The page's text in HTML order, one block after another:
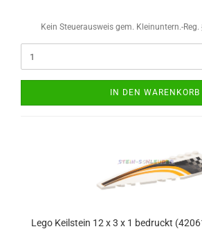
Kein Steuerausweis gem. Kleinuntern.-Reg.
IN DEN WARENKORB
Lego Keilstein 12 x 3 x 1 bedruckt